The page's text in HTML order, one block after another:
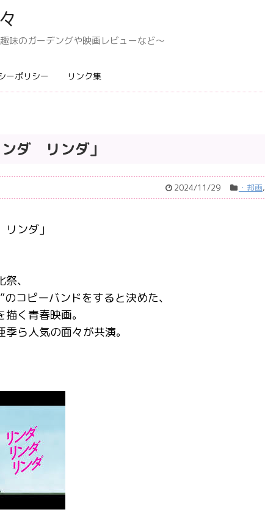
味のガーデングや映画レビューなど〜
ーポリシー リンク集
ダ リンダ」
2024/11/29 ・邦画,
ンダ」
、
コピーバンドをすると決めた、
く青春映画。
ら人気の面々が共演。